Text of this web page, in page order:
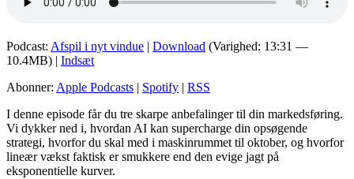
Podcast: Afspil i nyt vindue | Download (Varighed: 13:31 —
10.4MB) | Indsæt
Abonner: Apple Podcasts | Spotify | RSS
I denne episode får du tre skarpe anbefalinger til din markedsføring.
Vi dykker ned i, hvordan AI kan supercharge din opsøgende
strategi, hvorfor du skal med i maskinrummet til oktober, og hvorfor
lineær vækst faktisk er smukkere end den evige jagt på
eksponentielle kurver.